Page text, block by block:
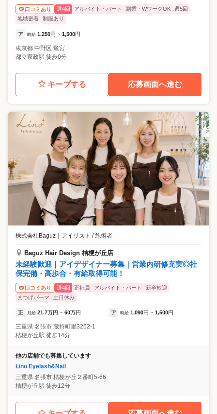
口コミあり 週4回 アルバイト・パート 副業・WワークOK
週5回
地域密着
制服あり
ア 時給 1,250円 ~ 1,500円
東京都 中野区 鷺宮
都立家政駅 徒歩0分
キープする 応募画面へ進む
株式会社Baguz アイリスト / 施術者
Baguz Hair Design 桔梗が丘店
未経験歓迎｜アイデザイナー募集｜営業内研修充実◎社
保完備・高歩合・有給取得可能！
口コミあり 週4回 正社員 アルバイト・パート
新卒歓迎
まつげパーマ
土日休み
正 月給 21.7万円 ~ 60万円 ア 時給 1,090円 ~ 1,500円
三重県 名張市 蔵持町里3252-1
桔梗が丘駅 徒歩14分
他の店舗でも募集しています
Lino Eyelash&Nail
三重県 名張市 桔梗が丘２番町5-66
桔梗が丘駅 徒歩12分